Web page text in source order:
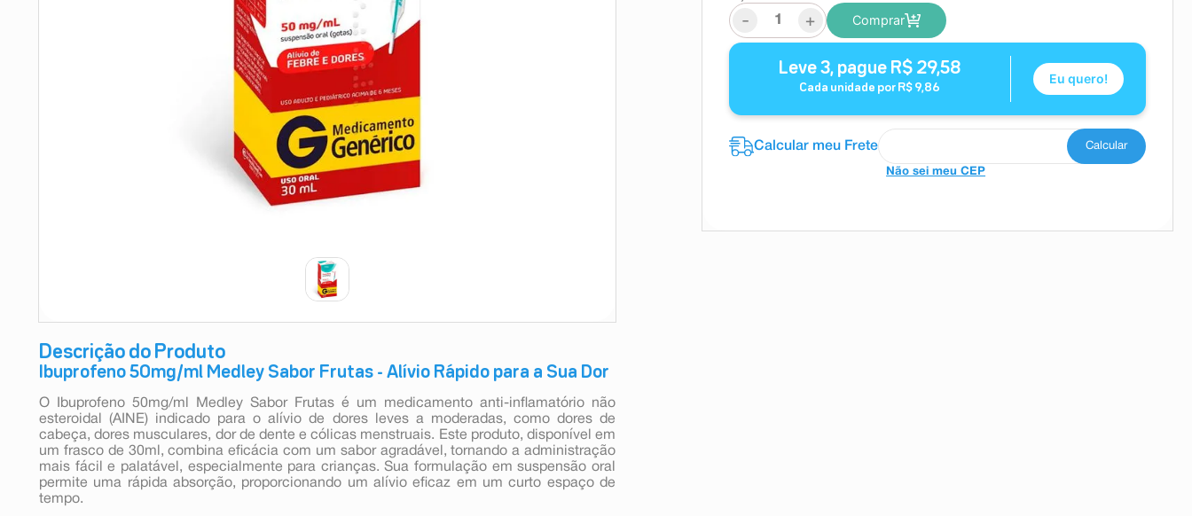
Descrição do Produto
Ibuprofeno 50mg/ml Medley Sabor Frutas - Alívio Rápido para a Sua Dor
O Ibuprofeno 50mg/ml Medley Sabor Frutas é um medicamento anti-inflamatório não
esteroidal (AINE) indicado para o alívio de dores leves a moderadas, como dores de
cabeça, dores musculares, dor de dente e cólicas menstruais. Este produto, disponível em
um frasco de 30ml, combina eficácia com um sabor agradável, tornando a administração
mais fácil e palatável, especialmente para crianças. Sua formulação em suspensão oral
permite uma rápida absorção, proporcionando um alívio eficaz em um curto espaço de
tempo.
- + Comprar
Leve 3, pague R$ 29,58
Cada unidade por R$ 9,86
Eu quero!
Não sei meu CEP
9º esmalte
10ºabsorvente